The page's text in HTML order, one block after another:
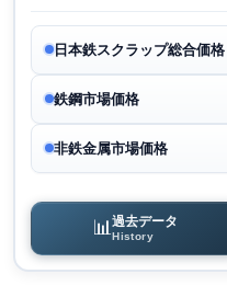
日本鉄スクラップ総合価格
鉄鋼市場価格
非鉄金属市場価格
📊過去データ
History